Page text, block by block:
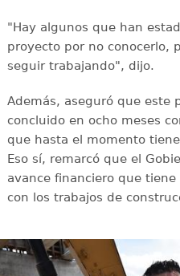
"Hay algunos que han
proyecto por no conocerlo,
seguir trabajando", dijo.
Además, aseguró que este
concluido en ocho meses
que hasta el momento
Eso sí, remarcó que el
avance financiero que
con los trabajos de